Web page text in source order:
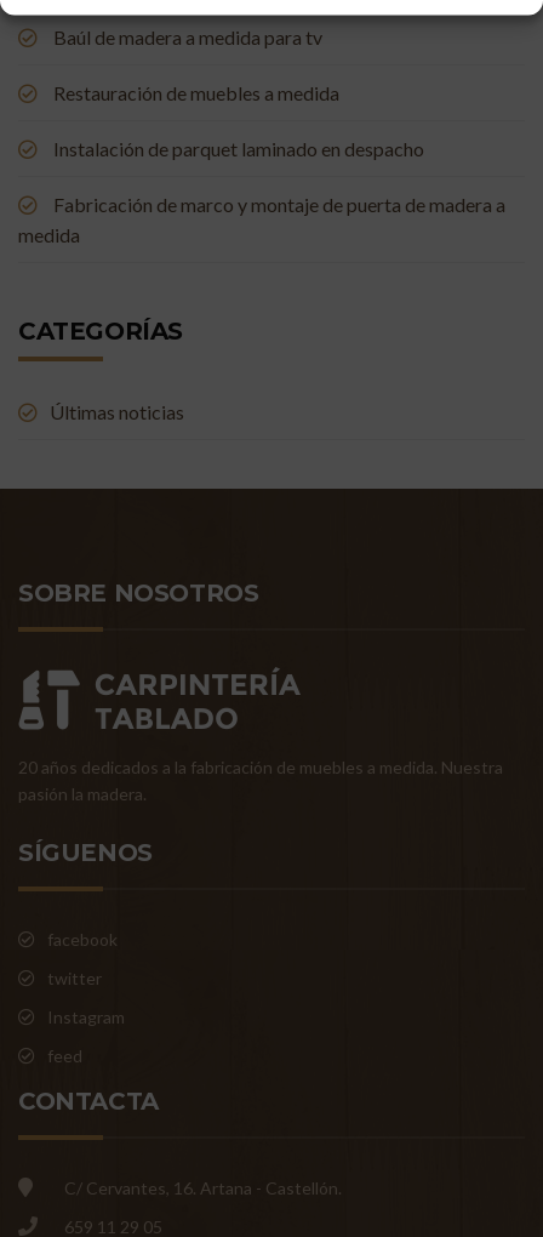
Baúl de madera a medida para tv
Restauración de muebles a medida
Instalación de parquet laminado en despacho
Fabricación de marco y montaje de puerta de madera a
medida
CATEGORÍAS
Últimas noticias
SOBRE NOSOTROS
20 años dedicados a la fabricación de muebles a medida. Nuestra
pasión la madera.
SÍGUENOS
facebook
twitter
Instagram
feed
CONTACTA
C/ Cervantes, 16. Artana - Castellón.
659 11 29 05